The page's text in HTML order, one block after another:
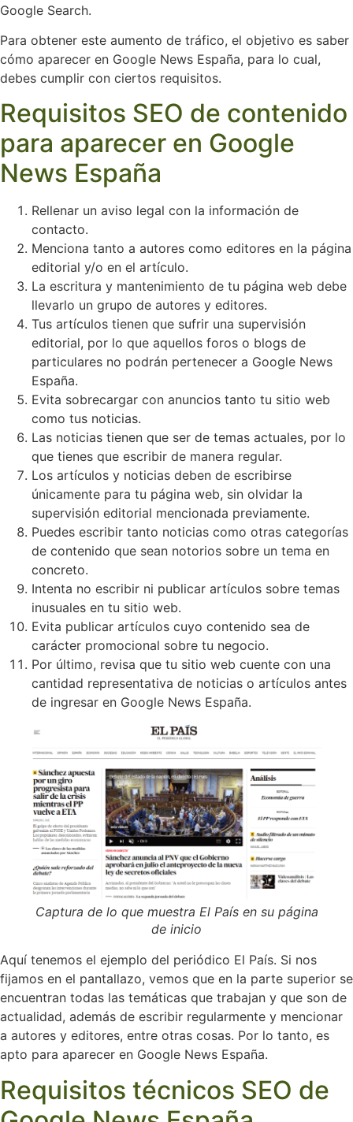
Google Search.
Para obtener este aumento de tráfico, el objetivo es saber
cómo aparecer en Google News España, para lo cual,
debes cumplir con ciertos requisitos.
Requisitos SEO de contenido
para aparecer en Google
News España
Rellenar un aviso legal con la información de
contacto.
Menciona tanto a autores como editores en la página
editorial y/o en el artículo.
La escritura y mantenimiento de tu página web debe
llevarlo un grupo de autores y editores.
Tus artículos tienen que sufrir una supervisión
editorial, por lo que aquellos foros o blogs de
particulares no podrán pertenecer a Google News
España.
Evita sobrecargar con anuncios tanto tu sitio web
como tus noticias.
Las noticias tienen que ser de temas actuales, por lo
que tienes que escribir de manera regular.
Los artículos y noticias deben de escribirse
únicamente para tu página web, sin olvidar la
supervisión editorial mencionada previamente.
Puedes escribir tanto noticias como otras categorías
de contenido que sean notorios sobre un tema en
concreto.
Intenta no escribir ni publicar artículos sobre temas
inusuales en tu sitio web.
Evita publicar artículos cuyo contenido sea de
carácter promocional sobre tu negocio.
Por último, revisa que tu sitio web cuente con una
cantidad representativa de noticias o artículos antes
de ingresar en Google News España.
Captura de lo que muestra El País en su página
de inicio
Aquí tenemos el ejemplo del periódico El País. Si nos
fijamos en el pantallazo, vemos que en la parte superior se
encuentran todas las temáticas que trabajan y que son de
actualidad, además de escribir regularmente y mencionar
a autores y editores, entre otras cosas. Por lo tanto, es
apto para aparecer en Google News España.
Requisitos técnicos SEO de